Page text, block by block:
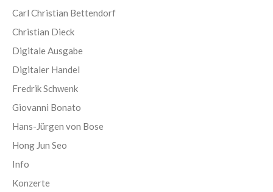
Carl Christian Bettendorf
Christian Dieck
Digitale Ausgabe
Digitaler Handel
Fredrik Schwenk
Giovanni Bonato
Hans-Jürgen von Bose
Hong Jun Seo
Info
Konzerte